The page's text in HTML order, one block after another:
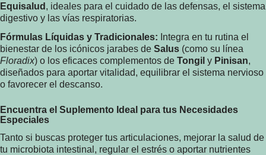
Equisalud , ideales para el cuidado de las defensas, el sistema
digestivo y las vías respiratorias.
Fórmulas Líquidas y Tradicionales: Integra en tu rutina el
bienestar de los icónicos jarabes de Salus (como su línea
Floradix) o los eficaces complementos de Tongil y Pinisan,
diseñados para aportar vitalidad, equilibrar el sistema nervioso
o favorecer el descanso.
Encuentra el Suplemento Ideal para tus Necesidades
Especiales
Tanto si buscas proteger tus articulaciones, mejorar la salud de
tu microbiota intestinal, regular el estrés o aportar nutrientes